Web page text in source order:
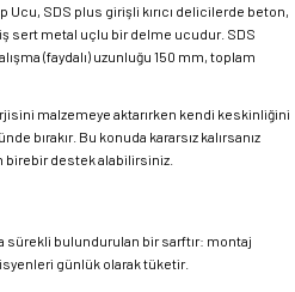
Ucu, SDS plus girişli kırıcı delicilerde beton,
sert metal uçlu bir delme ucudur. SDS
(faydalı) uzunluğu 150 mm, toplam
malzemeye aktarırken kendi keskinliğini
bırakır. Bu konuda kararsız kalırsanız
birebir destek alabilirsiniz.
sürekli bulundurulan bir sarftır: montaj
günlük olarak tüketir.